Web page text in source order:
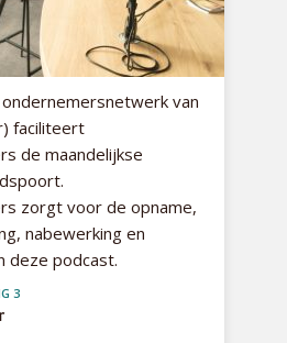
van
faciliteert
de maandelijkse
zorgt voor de opname,
nabewerking en
deze podcast.
3